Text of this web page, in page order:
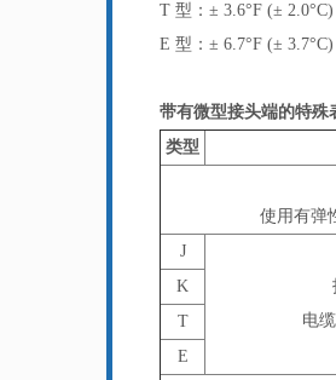
T 型：± 3.6°F (±
E 型：± 6.7°F (±
带有微型接头端的特殊
类型
使用有弹
J
电
K
T
E